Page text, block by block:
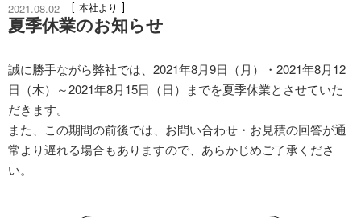
2021.08.02 本社より
夏季休業のお知らせ
誠に勝手ながら弊社では、2021年8月9日（月）・2021年8月12
日（木）～2021年8月15日（日）までを夏季休業とさせていた
だきます。
また、この期間の前後では、お問い合わせ・お見積の回答が通
常より遅れる場合もありますので、あらかじめご了承くださ
い。